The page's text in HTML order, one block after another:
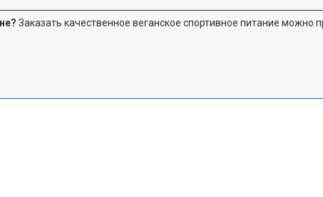
Заказать качественное веганское спортивное питание можно